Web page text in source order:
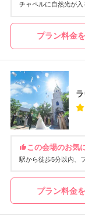
チャペルに自然光が入
プラン料金
この会場のお気
駅から徒歩5分以内
プラン料金